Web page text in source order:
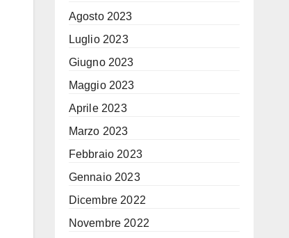
Agosto 2023
Luglio 2023
Giugno 2023
Maggio 2023
Aprile 2023
Marzo 2023
Febbraio 2023
Gennaio 2023
Dicembre 2022
Novembre 2022